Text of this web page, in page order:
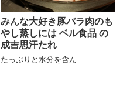
みんな大好き豚バラ肉のも
やし蒸しには ベル食品 の
成吉思汗たれ
たっぷりと水分を含ん...